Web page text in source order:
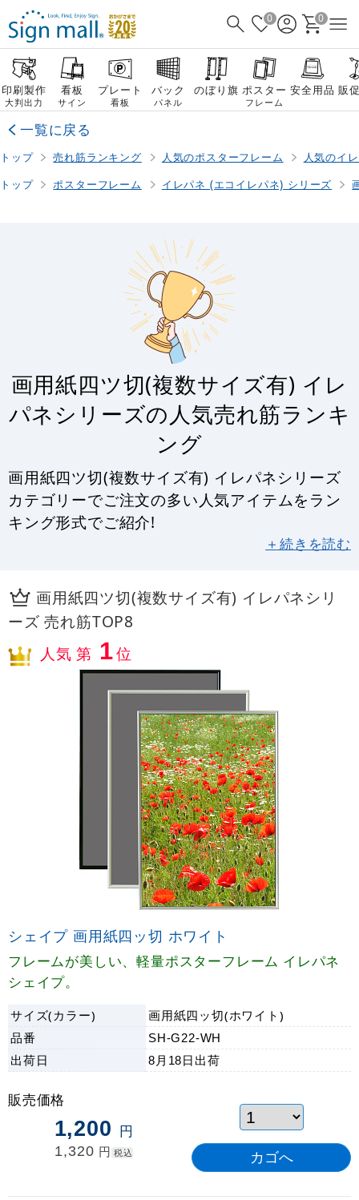
0 0
印刷製作
大判出力
看板
サイン
プレート
看板
バック
パネル
のぼり旗 ポスター
フレーム
安全用品 販
一覧に戻る
トップ 売れ筋ランキング 人気のポスターフレーム
人気のイ
トップ
ポスターフレーム イレパネ (エコイレパネ) シリーズ
画用紙四ツ切(複数サイズ有) イレ
パネシリーズの人気売れ筋ランキ
ング
画用紙四ツ切(複数サイズ有) イレパネシリーズ
カテゴリーでご注文の多い人気アイテムをラン
キング形式でご紹介!
＋続きを読む
画用紙四ツ切(複数サイズ有) イレパネシリ
ーズ 売れ筋TOP8
人気 第 1位
シェイプ 画用紙四ッ切 ホワイト
フレームが美しい、軽量ポスターフレーム イレパネ
シェイプ。
サイズ(カラー)
画用紙四ッ切(ホワイト)
品番
SH-G22-WH
出荷日 8月18日 出荷
販売価格
1,200 円
1,320 円 税込